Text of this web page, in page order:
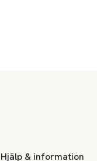
Hjälp & information